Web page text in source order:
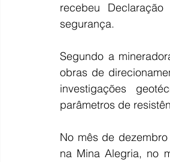
recebeu
segurança.
Segundo a
obras de
investigações
parâmetros de
No mês de
na Mina Alegria, no